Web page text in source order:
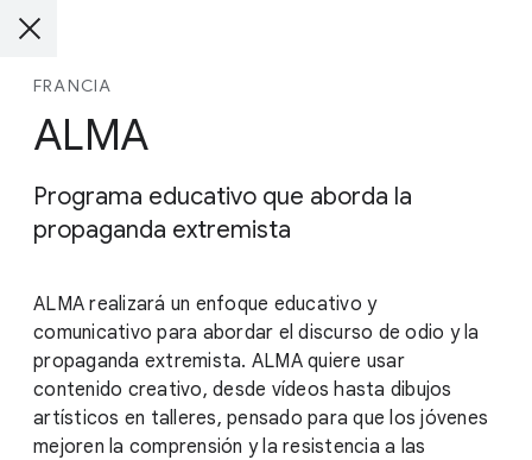
FRANCIA
ALMA
Programa educativo que aborda la
propaganda extremista
ALMA realizará un enfoque educativo y
comunicativo para abordar el discurso de odio y la
propaganda extremista. ALMA quiere usar
contenido creativo, desde vídeos hasta dibujos
artísticos en talleres, pensado para que los jóvenes
mejoren la comprensión y la resistencia a las